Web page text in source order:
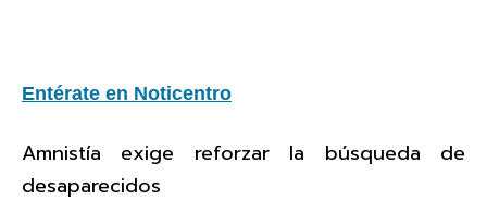
Entérate en Noticentro
Amnistía exige reforzar la búsqueda de
desaparecidos